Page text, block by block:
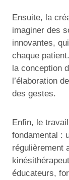
Ensuite, la
imaginer des
innovantes,
chaque
la conception
l’élaboration
des gestes.
Enfin, le
fondamental :
régulièrement
éducateurs,